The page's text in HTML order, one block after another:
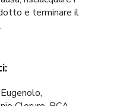
e terminare il